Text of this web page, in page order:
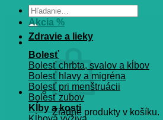
Hľadať:
Žiadne produkty v košíku.
Akcia %
Zdravie a lieky
Bolesť
Bolesť chrbta, svalov a kĺbov
Bolesť hlavy a migréna
Bolesť pri menštruácii
Bolesť zubov
Kĺby a kosti